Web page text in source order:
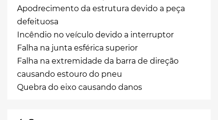
Apodrecimento da estrutura devido a peça
defeituosa
Incêndio no veículo devido a interruptor
Falha na junta esférica superior
Falha na extremidade da barra de direção
causando estouro do pneu
Quebra do eixo causando danos